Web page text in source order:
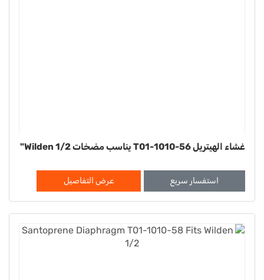
غشاء الهيتريل T01-1010-56 يناسب مضخات Wilden 1/2"
استفسار سريع عرض التفاصيل